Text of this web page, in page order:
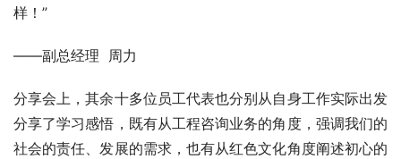
样！”
——副总经理  周力
分享会上，其余十多位员工代表也分别从自身工作实际出发
分享了学习感悟，既有从工程咨询业务的角度，强调我们的
社会的责任、发展的需求，也有从红色文化角度阐述初心的